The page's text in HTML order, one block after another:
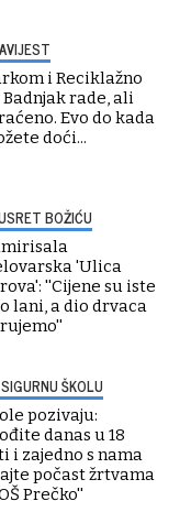
i Reciklažno
Badnjak rade, ali
Evo do kada
doći...
BOŽIĆU
'Ulica
''Cijene su iste
lani, a dio drvaca
ŠKOLU
pozivaju:
danas u 18
i zajedno s nama
počast žrtvama
Prečko''